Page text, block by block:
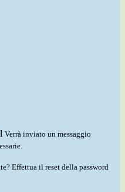
Verrà inviato un messaggio
Effettua il reset della password